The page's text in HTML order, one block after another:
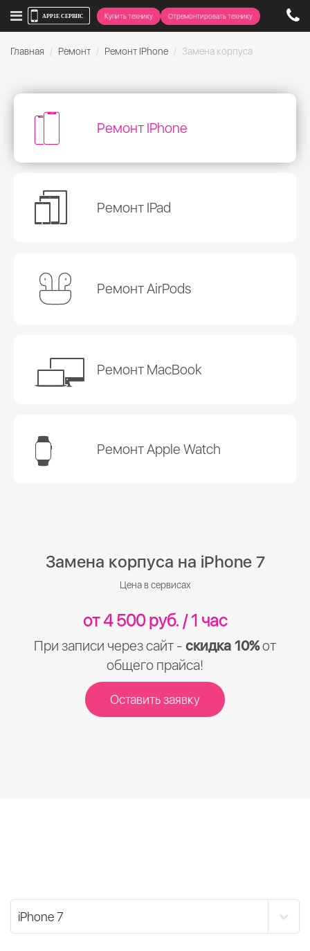
Купить технику Отремонтировать технику
Главная Ремонт Ремонт IPhone Замена корпуса
Ремонт IPhone
Ремонт IPad
Ремонт AirPods
Ремонт MacBook
Ремонт Apple Watch
Замена корпуса на iPhone 7
Цена в сервисах
от 4 500 руб. / 1 час
При записи через сайт - скидка 10%от
общего прайса!
Оставить заявку